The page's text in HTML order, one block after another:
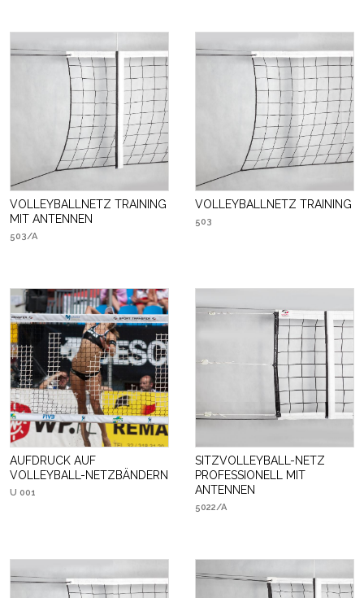
VOLLEYBALLNETZ TRAINING
MIT ANTENNEN
503/A
VOLLEYBALLNETZ TRAINING
503
AUFDRUCK AUF
VOLLEYBALL-NETZBÄNDERN
U 001
SITZVOLLEYBALL-NETZ
PROFESSIONELL MIT
ANTENNEN
5022/A